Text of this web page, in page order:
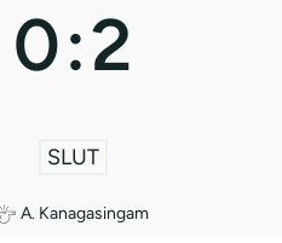
0:2
SLUT
A. Kanagasingam